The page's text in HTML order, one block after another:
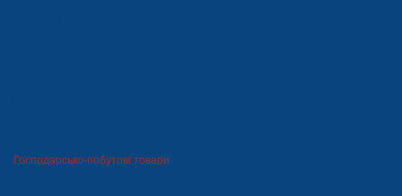
Господарсько-побутові товари